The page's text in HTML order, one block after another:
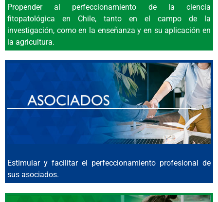
WEB CONGRESO
Propender al perfeccionamiento de la ciencia
fitopatológica en Chile, tanto en el campo de la
investigación, como en la enseñanza y en su aplicación en
la agricultura.
Estimular y facilitar el perfeccionamiento profesional de
sus asociados.